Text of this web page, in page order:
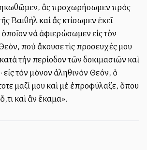
ἂς προχωρήσωμεν πρὸς
Βαιθὴλ καὶ ἂς κτίσωμεν ἐκεῖ
νὰ ἀφιερώσωμεν εἰς τὸν
ποὺ ἄκουσε τὶς προσευχές μου
τὴν περίοδον τῶν δοκιμασιῶν καὶ
τὸν μόνον ἀληθινὸν Θεόν, ὁ
μαζί μου καὶ μὲ ἐπροφύλαξε, ὅπου
καὶ ἂν ἔκαμα».